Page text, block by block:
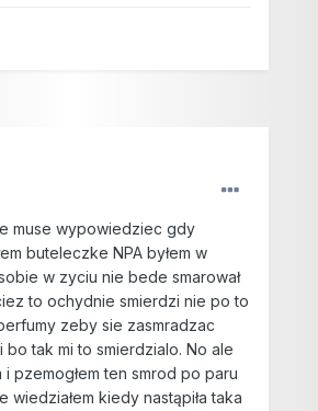
muse wypowiedziec gdy
buteleczke NPA byłem w
w zyciu nie bede smarował
to ochydnie smierdzi nie po to
zeby sie zasmradzac
bo tak mi to smierdzialo. No ale
i pzemogłem ten smrod po paru
wiedziałem kiedy nastąpiła taka